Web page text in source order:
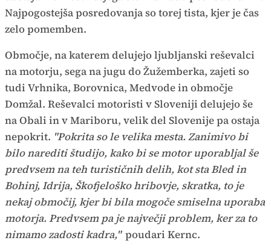
Najpogostejša posredovanja so torej tista, kjer je čas
zelo pomemben.
Območje, na katerem delujejo ljubljanski reševalci
na motorju, sega na jugu do Žužemberka, zajeti so
tudi Vrhnika, Borovnica, Medvode in območje
Domžal. Reševalci motoristi v Sloveniji delujejo še
na Obali in v Mariboru, velik del Slovenije pa ostaja
nepokrit. "Pokrita so le velika mesta. Zanimivo bi
bilo narediti študijo, kako bi se motor uporabljal še
predvsem na teh turističnih delih, kot sta Bled in
Bohinj, Idrija, Škofjeloško hribovje, skratka, to je
nekaj območij, kjer bi bila mogoče smiselna uporaba
motorja. Predvsem pa je največji problem, ker za to
nimamo zadosti kadra," poudari Kernc.